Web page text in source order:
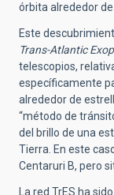
órbita alrededor
Este
Trans-Atlantic
telescopios,
específicamente
alrededor de
“método de
del brillo de una
Tierra. En este
Centaruri B, pero
La red TrES ha